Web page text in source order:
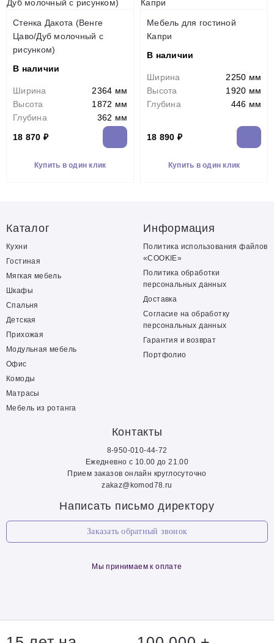
Стенка Дакота (Венге
Цаво/Дуб молочный с
рисунком)
В наличии
Ширина
2364 мм
Высота
1872 мм
Глубина
362 мм
18 870 ₽
Купить в один клик
Мебель для гостиной
Капри
В наличии
Ширина
2250 мм
Высота
1920 мм
Глубина
446 мм
18 890 ₽
Купить в один клик
Каталог
Кухни
Гостиная
Мягкая мебель
Шкафы
Спальня
Детская
Прихожая
Модульная мебель
Офис
Комоды
Матрасы
Мебель из ротанга
Информация
Политика использования файлов
«COOKIE»
Политика обработки
персональных данных
Доставка
Согласие на обработку
персональных данных
Гарантия и возврат
Портфолио
Контакты
8-950-010-44-72
Ежедневно с 10.00 до 21.00
Прием заказов онлайн круглосуточно
zakaz@komod78.ru
Написать письмо директору
Заказать обратный звонок
Мы принимаем к оплате